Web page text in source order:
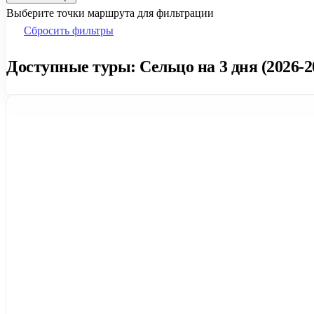
Выберите точки маршрута для фильтрации
Сбросить фильтры
Доступные туры: Сельцо на 3 дня (2026-